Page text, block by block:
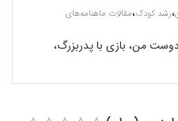
،رشد کودک،مقالات ماهنامه‌های
من، بازی با پدربزرگ،